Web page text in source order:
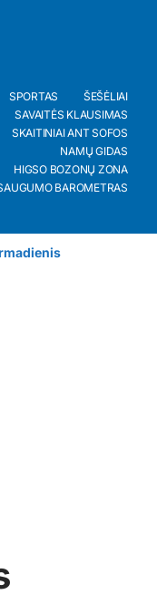
SPORTAS
ŠEŠĖLIAI
SAVAITĖS KLAUSIMAS
SKAITINIAI ANT SOFOS
NAMŲ GIDAS
HIGSO BOZONŲ ZONA
BAROMETRAS